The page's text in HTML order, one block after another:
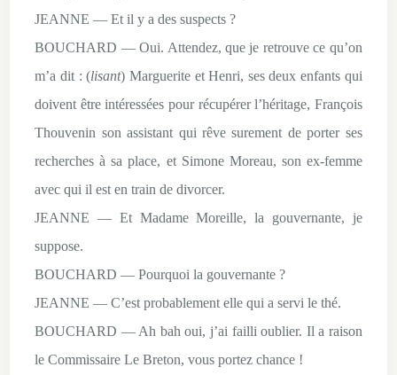
JEANNE — Et il y a des suspects ?
BOUCHARD — Oui. Attendez, que je retrouve ce qu’on
m’a dit : (lisant) Marguerite et Henri, ses deux enfants qui
doivent être intéressées pour récupérer l’héritage, François
Thouvenin son assistant qui rêve surement de porter ses
recherches à sa place, et Simone Moreau, son ex-femme
avec qui il est en train de divorcer.
JEANNE — Et Madame Moreille, la gouvernante, je
suppose.
BOUCHARD — Pourquoi la gouvernante ?
JEANNE — C’est probablement elle qui a servi le thé.
BOUCHARD — Ah bah oui, j’ai failli oublier. Il a raison
le Commissaire Le Breton, vous portez chance !